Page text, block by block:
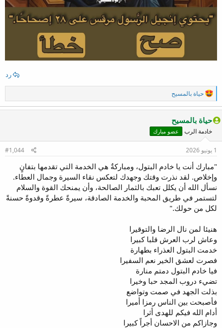
رد
ا
ل
ت
ف
ا
ع
ت
حياة بالمسيح
حياة بالمسيح
خادمة الرب عضو مبارك
1 يونيو 2026 #1,044
"مبارك أنت يا خادم البتول، ومباركةٌ هي الخدمة التي تقدمها بتفانٍ
وإخلاص. لقد نذرت وقتك وجهدك لتعكس نقاء السيرة وجمال العطاء.
نسأل الله أن يكلل تعبك بالثمار الصالحة، وأن يمنحك القوة والسلام
لتستمر في طريق المحبة والخدمة الصادقة، سيرةً عطرةً وقدوةً حسنةً
لكل من حولك."
هنيئا لمن نال الرضا والتوقيرا
وعاش لرب العرش قلبا كبيرا
خدمت البتول العذراء بطهارة
فصرت لعشق الخير نعم السفيرا
فيا خادم البتول دمتم منارة
تضيء دروب المجد حبا وخيرا
بذلت الجهد في صمت وتواضع
فأصبحت بين الناس رمزا أميرا
أدام الله فيكم للهدى أثرا
وجازاكم من الاحسان أجراً كبيرا